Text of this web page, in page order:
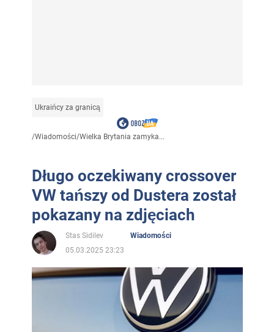
Ukraińcy za granicą
/Wiadomości/Wielka Brytania zamyka...
Długo oczekiwany crossover
VW tańszy od Dustera został
pokazany na zdjęciach
Stas Sidilev
Wiadomości
05.03.2025 23:23